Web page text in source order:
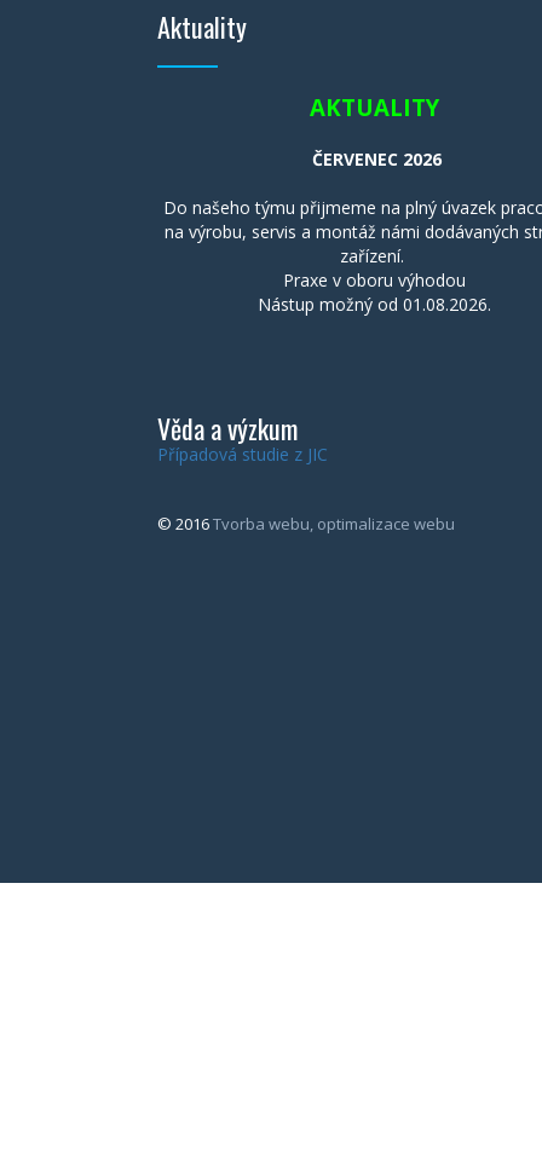
Aktuality
AKTUALITY
ČERVENEC 2026
Do našeho týmu přijmeme na plný úvazek
na výrobu, servis a montáž námi dodávaných
zařízení.
Praxe v oboru výhodou
Nástup možný od 01.08.2026.
Věda a výzkum
Případová studie z JIC
© 2016Tvorba webu, optimalizace webu